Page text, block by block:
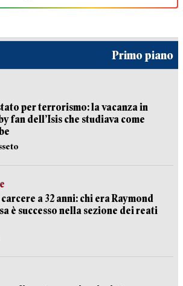
Primo piano
per terrorismo: la vacanza in
fan dell’Isis che studiava come
a 32 anni: chi era Raymond
è successo nella sezione dei reati